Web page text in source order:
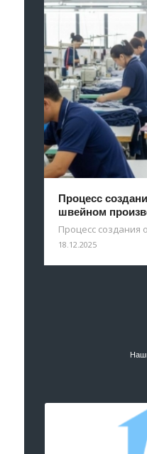
Процесс
швейном
Процесс
18.12.2025